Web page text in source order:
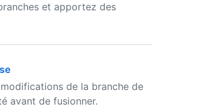
et apportez des
de la branche de
avant de fusionner.